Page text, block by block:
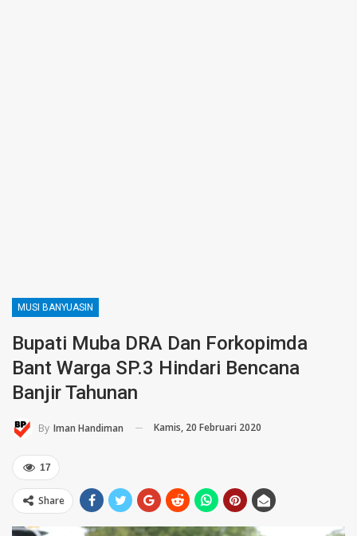
MUSI BANYUASIN
Bupati Muba DRA Dan Forkopimda
Bant Warga SP.3 Hindari Bencana
Banjir Tahunan
By Iman Handiman Kamis, 20 Februari 2020
17
Share